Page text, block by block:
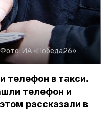
Фото: ИА «Победа26»
телефон в такси.
телефон и
рассказали в